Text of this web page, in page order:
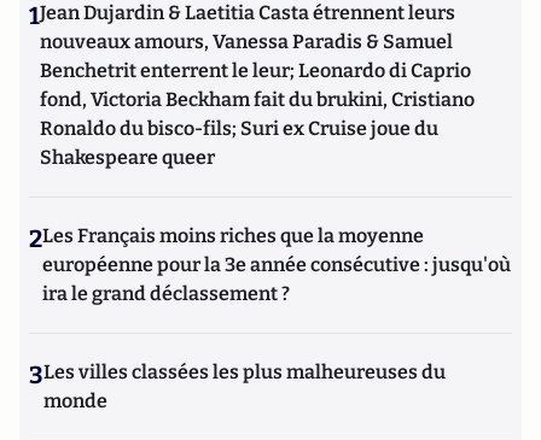
1Jean Dujardin & Laetitia Casta étrennent leurs
nouveaux amours, Vanessa Paradis & Samuel
Benchetrit enterrent le leur; Leonardo di Caprio
fond, Victoria Beckham fait du brukini, Cristiano
Ronaldo du bisco-fils; Suri ex Cruise joue du
Shakespeare queer
2Les Français moins riches que la moyenne
européenne pour la 3e année consécutive : jusqu'où
ira le grand déclassement ?
3Les villes classées les plus malheureuses du
monde